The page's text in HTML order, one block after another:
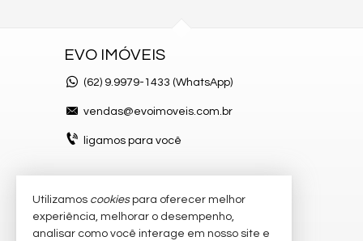
EVO IMÓVEIS
(62) 9.9979-1433 (WhatsApp)
vendas@evoimoveis.com.br
ligamos para você
VEJA MAIS
atendimento por WhatsApp
Utilizamos cookiespara oferecer melhor
experiência, melhorar o desempenho,
analisar como você interage em nosso site e